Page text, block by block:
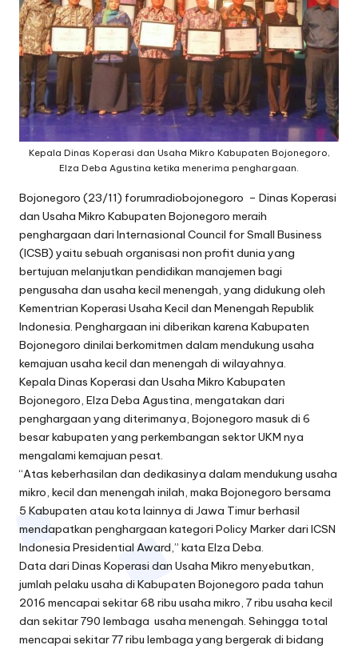
Kepala Dinas Koperasi dan Usaha Mikro Kabupaten Bojonegoro,
Elza Deba Agustina ketika menerima penghargaan.
Bojonegoro (23/11) forumradiobojonegoro – Dinas Koperasi
dan Usaha Mikro Kabupaten Bojonegoro meraih
penghargaan dari Internasional Council for Small Business
(ICSB) yaitu sebuah organisasi non profit dunia yang
bertujuan melanjutkan pendidikan manajemen bagi
pengusaha dan usaha kecil menengah, yang didukung oleh
Kementrian Koperasi Usaha Kecil dan Menengah Republik
Indonesia. Penghargaan ini diberikan karena Kabupaten
Bojonegoro dinilai berkomitmen dalam mendukung usaha
kemajuan usaha kecil dan menengah di wilayahnya.
Kepala Dinas Koperasi dan Usaha Mikro Kabupaten
Bojonegoro, Elza Deba Agustina, mengatakan dari
penghargaan yang diterimanya, Bojonegoro masuk di 6
besar kabupaten yang perkembangan sektor UKM nya
mengalami kemajuan pesat.
“Atas keberhasilan dan dedikasinya dalam mendukung usaha
mikro, kecil dan menengah inilah, maka Bojonegoro bersama
5 Kabupaten atau kota lainnya di Jawa Timur berhasil
mendapatkan penghargaan kategori Policy Marker dari ICSN
Indonesia Presidential Award,” kata Elza Deba.
Data dari Dinas Koperasi dan Usaha Mikro menyebutkan,
jumlah pelaku usaha di Kabupaten Bojonegoro pada tahun
2016 mencapai sekitar 68 ribu usaha mikro, 7 ribu usaha kecil
dan sekitar 790 lembaga usaha menengah. Sehingga total
mencapai sekitar 77 ribu lembaga yang bergerak di bidang